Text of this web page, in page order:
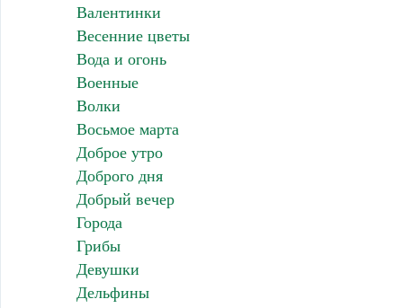
Валентинки
Весенние цветы
Вода и огонь
Военные
Волки
Восьмое марта
Доброе утро
Доброго дня
Добрый вечер
Города
Грибы
Девушки
Дельфины